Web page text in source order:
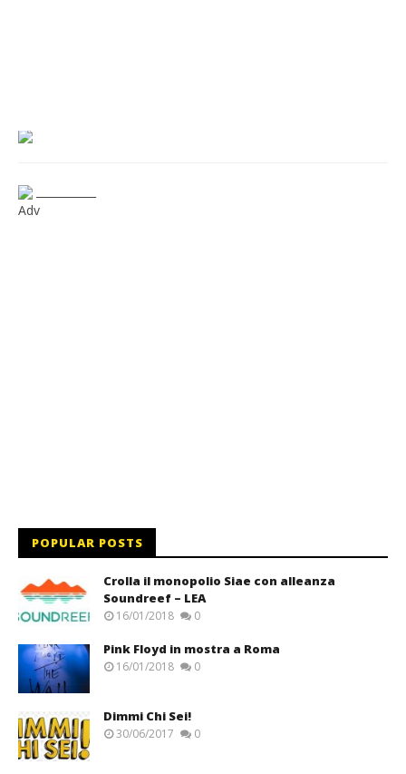
Adv
POPULAR POSTS
Crolla il monopolio Siae con alleanza
Soundreef – LEA
16/01/2018 0
Pink Floyd in mostra a Roma
16/01/2018 0
Dimmi Chi Sei!
30/06/2017 0